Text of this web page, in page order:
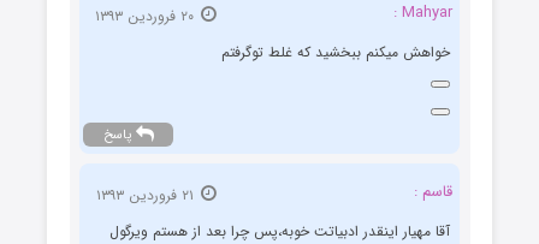
Mahyar :
خواهش میکنم ببخشید که غلط توگرفتم
پاسخ
قاسم :
آقا مهیار اینقدر ادبیاتت خوبه،پس چرا بعد از هستم ویرگول